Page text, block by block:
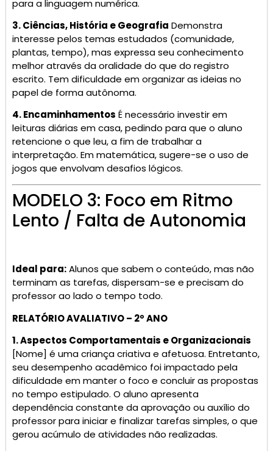
para a linguagem numérica.
3. Ciências, História e Geografia Demonstra
interesse pelos temas estudados (comunidade,
plantas, tempo), mas expressa seu conhecimento
melhor através da oralidade do que do registro
escrito. Tem dificuldade em organizar as ideias no
papel de forma autônoma.
4. Encaminhamentos É necessário investir em
leituras diárias em casa, pedindo para que o aluno
retencione o que leu, a fim de trabalhar a
interpretação. Em matemática, sugere-se o uso de
jogos que envolvam desafios lógicos.
MODELO 3: Foco em Ritmo
Lento / Falta de Autonomia
Ideal para:Alunos que sabem o conteúdo, mas não
terminam as tarefas, dispersam-se e precisam do
professor ao lado o tempo todo.
RELATÓRIO AVALIATIVO – 2º ANO
1. Aspectos Comportamentais e Organizacionais
[Nome] é uma criança criativa e afetuosa. Entretanto,
seu desempenho acadêmico foi impactado pela
dificuldade em manter o foco e concluir as propostas
no tempo estipulado. O aluno apresenta
dependência constante da aprovação ou auxílio do
professor para iniciar e finalizar tarefas simples, o que
gerou acúmulo de atividades não realizadas.